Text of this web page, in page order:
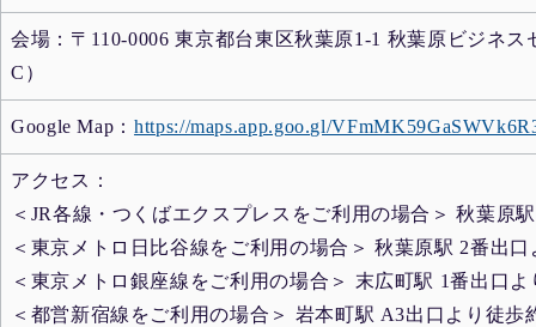
会場：〒110-0006 東京都台東区秋葉原1-1 秋葉原ビジネ
C）
Google Map：https://maps.app.goo.gl/
アクセス：
＜JR各線・つくばエクスプレスをご利用の場合＞ 秋葉原
＜東京メトロ日比谷線をご利用の場合＞ 秋葉原駅 2番出
＜東京メトロ銀座線をご利用の場合＞ 末広町駅 1番出口よ
＜都営新宿線をご利用の場合＞ 岩本町駅 A3出口より徒歩